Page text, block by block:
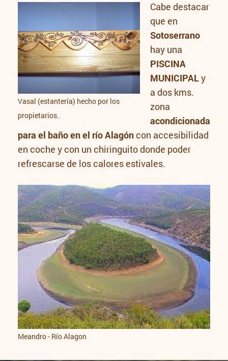
Vasal (estantería) hecho por los
propietarios.
Cabe destacar
que en
Sotoserrano
hay una
PISCINA
MUNICIPALy
a dos kms.
zona
acondicionada
para el baño en el río Alagóncon accesibilidad
en coche y con un chiringuito donde poder
refrescarse de los calores estivales.
Meandro - Río Alagon